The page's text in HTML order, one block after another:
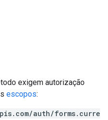
exigem autorização
escopos:
auth/forms.curre